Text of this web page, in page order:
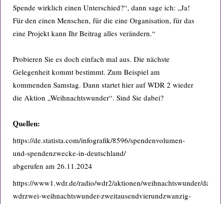
Spende wirklich einen Unterschied?“, dann sage ich: „Ja!
Für den einen Menschen, für die eine Organisation, für das
eine Projekt kann Ihr Beitrag alles verändern.“
Probieren Sie es doch einfach mal aus. Die nächste
Gelegenheit kommt bestimmt. Zum Beispiel am
kommenden Samstag. Dann startet hier auf WDR 2 wieder
die Aktion „Weihnachtswunder“. Sind Sie dabei?
Quellen:
https://de.statista.com/infografik/8596/spendenvolumen-
und-spendenzwecke-in-deutschland/
abgerufen am 26.11.2024
https://www1.wdr.de/radio/wdr2/aktionen/weihnachtswunder/das-
wdrzwei-weihnachtswunder-zweitausendvierundzwanzig-